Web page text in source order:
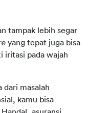
tampak lebih segar
yang tepat juga bisa
iritasi pada wajah
dari masalah
kamu bisa